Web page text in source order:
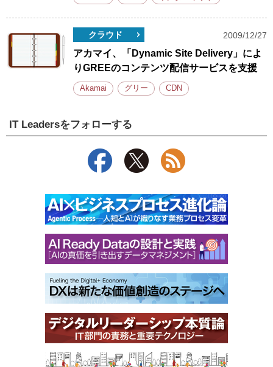
クラウド 2009/12/27
アカマイ、「Dynamic Site Delivery」によ
りGREEのコンテンツ配信サービスを支援
Akamai グリー CDN
IT Leadersをフォローする